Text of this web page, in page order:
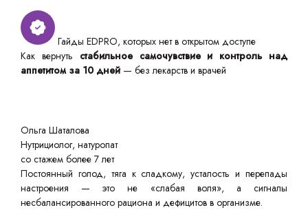
Гайды EDPRO, которых нет в открытом доступе
Как вернуть стабильное самочувствие и контроль над
аппетитом за 10 дней — без лекарств и врачей
Ольга Шаталова
Нутрициолог, натуропат
со стажем более 7 лет
Постоянный голод, тяга к сладкому, усталость и перепады
настроения — это не «слабая воля», а сигналы
несбалансированного рациона и дефицитов в организме.